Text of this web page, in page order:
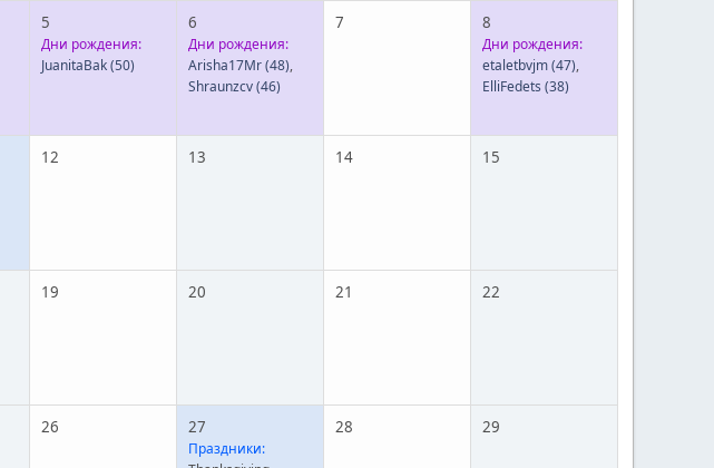
5
Дни рождения:
JuanitaBak(50)
6
Дни рождения:
Arisha17Mr(48),
Shraunzcv(46)
7 8
Дни рождения:
etaletbvjm(47),
ElliFedets (38)
12 13 14 15
19 20 21 22
26 27
Праздники:
28 29